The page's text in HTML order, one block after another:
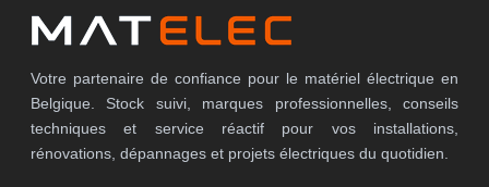
Votre partenaire de confiance pour le matériel électrique en
Belgique. Stock suivi, marques professionnelles, conseils
techniques et service réactif pour vos installations,
rénovations, dépannages et projets électriques du quotidien.